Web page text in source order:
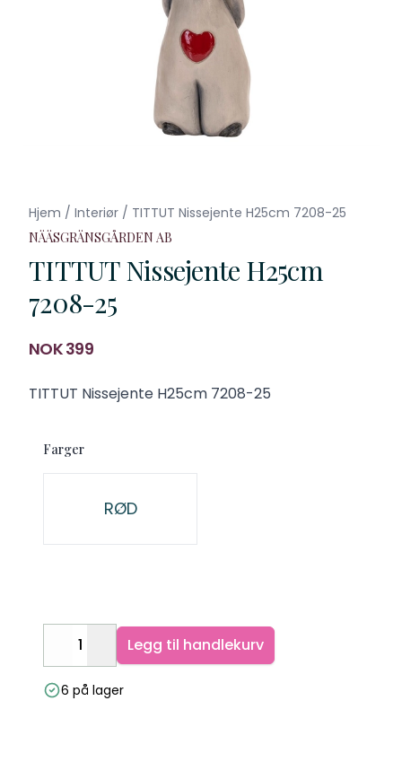
Hjem / Interiør / TITTUT Nissejente H25cm 7208-25
NÄÄSGRÄNSGÅRDEN AB
TITTUT Nissejente H25cm
7208-25
Produktdetaljer
NOK 399
Description
TITTUT Nissejente H25cm 7208-25
Farger
Velg en Farger
RØD
DecreaseIncrease
Legg til handlekurv
6 på lager